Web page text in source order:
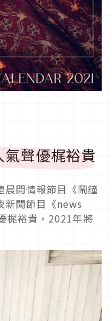
聲優梶裕貴
晨間情報節目《鬧鐘
新聞節目《news
梶裕貴，2021年將